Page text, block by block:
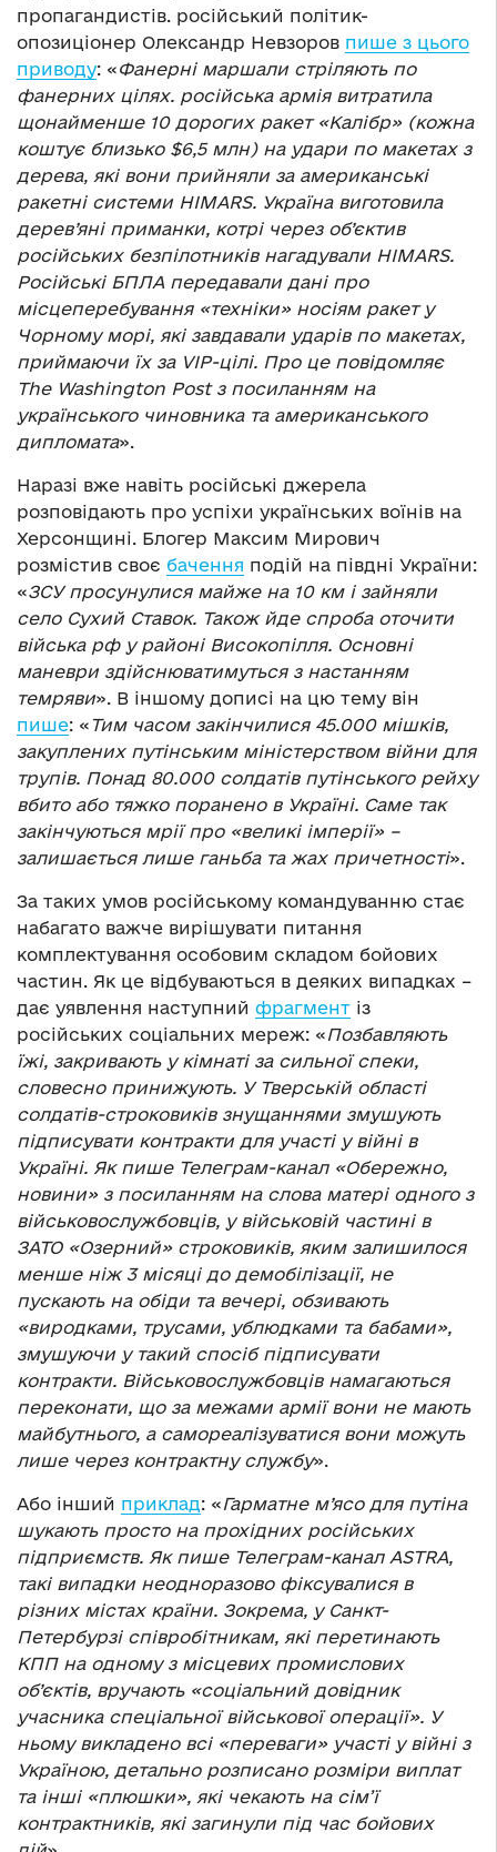
пропагандистів. російський політик-
опозиціонер Олександр Невзоров пише з цього
приводу: «Фанерні маршали стріляють по
фанерних цілях. російська армія витратила
щонайменше 10 дорогих ракет «Калібр» (кожна
коштує близько $6,5 млн) на удари по макетах з
дерева, які вони прийняли за американські
ракетні системи HIMARS. Україна виготовила
дерев’яні приманки, котрі через об’єктив
російських безпілотників нагадували HIMARS.
Російські БПЛА передавали дані про
місцеперебування «техніки» носіям ракет у
Чорному морі, які завдавали ударів по макетах,
приймаючи їх за VIP-цілі. Про це повідомляє
The Washington Post з посиланням на
українського чиновника та американського
дипломата».
Наразі вже навіть російські джерела
розповідають про успіхи українських воїнів на
Херсонщині. Блогер Максим Мирович
розмістив своє бачення подій на півдні України:
«ЗСУ просунулися майже на 10 км і зайняли
село Сухий Ставок. Також йде спроба оточити
війська рф у районі Високопілля. Основні
маневри здійснюватимуться з настанням
темряви». В іншому дописі на цю тему він
пише: « Тим часом закінчилися 45.000 мішків,
закуплених путінським міністерством війни для
трупів. Понад 80.000 солдатів путінського рейху
вбито або тяжко поранено в Україні. Саме так
закінчуються мрії про «великі імперії» –
залишається лише ганьба та жах причетності».
За таких умов російському командуванню стає
набагато важче вирішувати питання
комплектування особовим складом бойових
частин. Як це відбуваються в деяких випадках –
дає уявлення наступний фрагмент із
російських соціальних мереж: «Позбавляють
їжі, закривають у кімнаті за сильної спеки,
словесно принижують. У Тверській області
солдатів-строковиків знущаннями змушують
підписувати контракти для участі у війні в
Україні. Як пише Телеграм-канал «Обережно,
новини» з посиланням на слова матері одного з
військовослужбовців, у військовій частині в
ЗАТО «Озерний» строковиків, яким залишилося
менше ніж 3 місяці до демобілізації, не
пускають на обіди та вечері, обзивають
«виродками, трусами, ублюдками та бабами»,
змушуючи у такий спосіб підписувати
контракти. Військовослужбовців намагаються
переконати, що за межами армії вони не мають
майбутнього, а самореалізуватися вони можуть
лише через контрактну службу».
Або інший приклад: «Гарматне м’ясо для путіна
шукають просто на прохідних російських
підприємств. Як пише Телеграм-канал ASTRA,
такі випадки неодноразово фіксувалися в
різних містах країни. Зокрема, у Санкт-
Петербурзі співробітникам, які перетинають
КПП на одному з місцевих промислових
об’єктів, вручають «соціальний довідник
учасника спеціальної військової операції». У
ньому викладено всі «переваги» участі у війні з
Україною, детально розписано розміри виплат
та інші «плюшки», які чекають на сім’ї
контрактників, які загинули під час бойових